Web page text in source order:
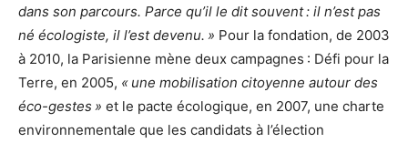
dans son parcours. Parce qu’il le dit souvent : il n’est pas
né écologiste, il l’est devenu. » Pour la fondation, de 2003
à 2010, la Parisienne mène deux campagnes : Défi pour la
Terre, en 2005, « une mobilisation citoyenne autour des
éco-gestes » et le pacte écologique, en 2007, une charte
environnementale que les candidats à l’élection